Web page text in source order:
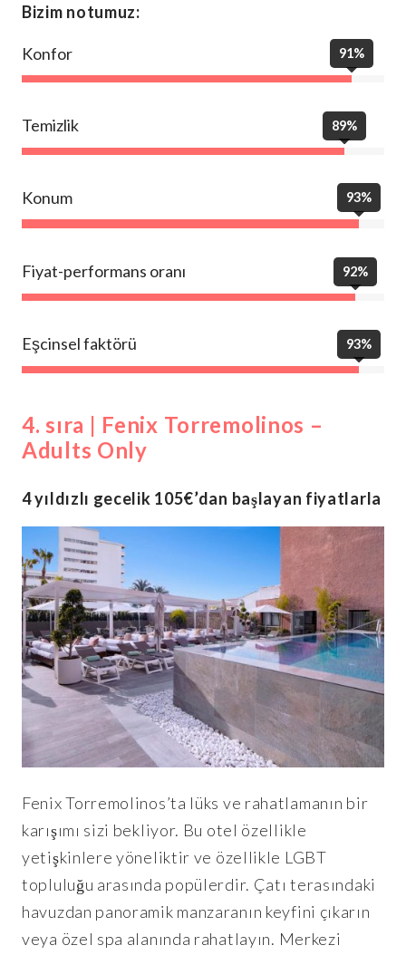
Bizim notumuz:
Konfor 91%
Temizlik 89%
Konum 93%
Fiyat-performans oranı 92%
Eşcinsel faktörü 93%
4. sıra | Fenix Torremolinos –
Adults Only
4 yıldızlı gecelik 105€’dan başlayan fiyatlarla
Fenix Torremolinos’ta lüks ve rahatlamanın bir
karışımı sizi bekliyor. Bu otel özellikle
yetişkinlere yöneliktir ve özellikle LGBT
topluluğu arasında popülerdir. Çatı terasındaki
havuzdan panoramik manzaranın keyfini çıkarın
veya özel spa alanında rahatlayın. Merkezi